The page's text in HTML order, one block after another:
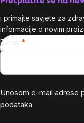
i primajte savjete za
informacije o novim
E-mail
Unosom e-mail adrese
podataka